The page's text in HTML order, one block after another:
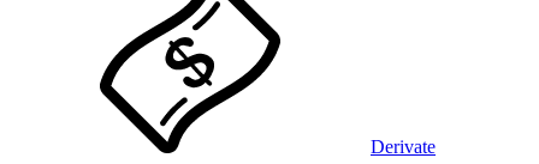
Derivate